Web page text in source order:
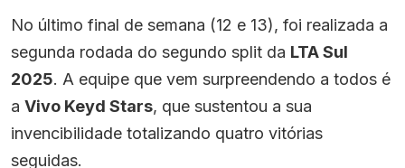
No último final de semana (12 e 13), foi realizada a
segunda rodada do segundo split da LTA Sul
2025. A equipe que vem surpreendendo a todos é
a Vivo Keyd Stars, que sustentou a sua
invencibilidade totalizando quatro vitórias
seguidas.